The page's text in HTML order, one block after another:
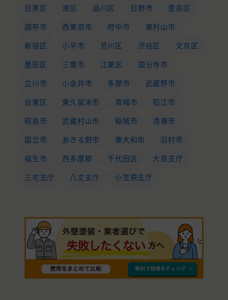
目黒区
港区 品川区 日野市
豊島区
調布市
西東京市 府中市
東村山市
新宿区
小平市 荒川区 渋谷区
文京区
墨田区
三鷹市 江東区
国分寺市
立川市
小金井市 多摩市
武蔵野市
台東区
東久留米市 青梅市
狛江市
昭島市
武蔵村山市 稲城市
清瀬市
国立市
あきる野市 東大和市
羽村市
福生市
西多摩郡 千代田区
大島支庁
三宅支庁
八丈支庁 小笠原支庁